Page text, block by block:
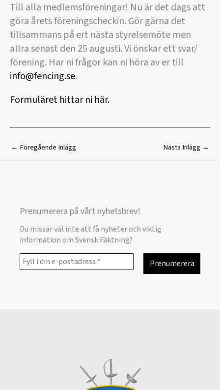
Till alla medlemsföreningar! Nu är det dags att
göra årets föreningscheckin. Gör gärna det
tillsammans på ert nästa styrelsemöte men
allra senast den 25 augusti. Vi önskar ett svar/
förening. Har ni frågor kan ni höra av er till
info@fencing.se.
Formuläret hittar ni här.
← Föregående Inlägg Nästa Inlägg →
Prenumerera på vårt nyhetsbrev!
Du missar väl inte att få nyheter och viktig
information om Svensk Fäktning?